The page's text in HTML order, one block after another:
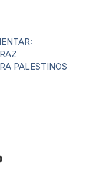
PALESTINOS